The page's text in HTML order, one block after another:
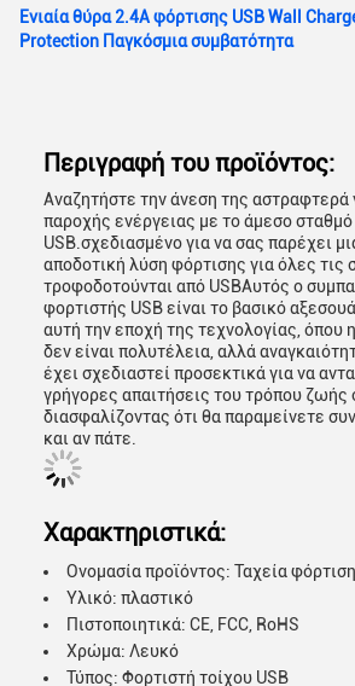
Ενιαία θύρα 2.4A φόρτισης USB Wall
Protection Παγκόσμια συμβατότητα
Περιγραφή του προϊόντος:
Αναζητήστε την άνεση της αστραφτερά
παροχής ενέργειας με το άμεσο
USB.σχεδιασμένο για να σας παρέχει
αποδοτική λύση φόρτισης για όλες
τροφοδοτούνται από USBΑυτός ο
φορτιστής USB είναι το βασικό
αυτή την εποχή της τεχνολογίας, όπου
δεν είναι πολυτέλεια, αλλά
έχει σχεδιαστεί προσεκτικά για να
γρήγορες απαιτήσεις του τρόπου ζωής
διασφαλίζοντας ότι θα παραμείνετε
και αν πάτε.
Χαρακτηριστικά:
Ονομασία προϊόντος: Ταχεία
Υλικό: πλαστικό
Πιστοποιητικά: CE, FCC, RoHS
Χρώμα: Λευκό
Τύπος: Φορτιστή τοίχου USB